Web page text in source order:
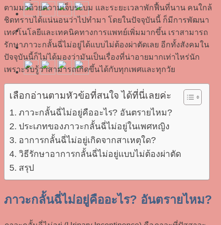
ตามมาด้วยความเจ็บระบม และระยะเวลาพักฟื้นที่นาน คนใกล้
ชิดทราบได้แน่นอนว่าไปทำมา โดยในปัจจุบันนี้ ก็มีการพัฒนา
เทคโนโลยีและเทคนิคทางการแพทย์เพิ่มมากขึ้น เราสามารถ
รักษาภาวะกลั้นฉี่ไม่อยู่ได้แบบไม่ต้องผ่าตัดเลย อีกทั้งสังคมใน
ปัจจุบันนี้ก็ไม่ได้มองว่ามันเป็นเรื่องที่น่าอายมากเท่าไหร่นัก
เพราะรับรู้ว่าสามารถเกิดขึ้นได้กับทุกเพศและทุกวัย
เลือกอ่านตามหัวข้อที่สนใจ ได้ที่นี่เลยค่ะ
ภาวะกลั้นฉี่ไม่อยู่คืออะไร? อันตรายไหม?
ประเภทของภาวะกลั้นฉี่ไม่อยู่ในเพศหญิง
อาการกลั้นฉี่ไม่อยู่เกิดจากสาเหตุใด?
วิธีรักษาอาการกลั้นฉี่ไม่อยู่แบบไม่ต้องผ่าตัด
สรุป
ภาวะกลั้นฉี่ไม่อยู่คืออะไร? อันตรายไหม?